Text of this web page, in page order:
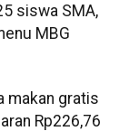
siswa SMA,
MBG
makan gratis
Rp226,76